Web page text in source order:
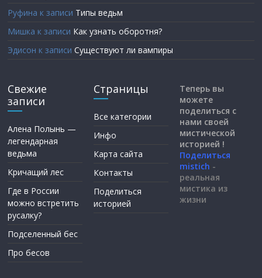
Руфина к записи Типы ведьм
Мишка к записи Как узнать оборотня?
Эдисон к записиСуществуют ли вампиры
Свежие
записи
Алена Полынь —
легендарная
ведьма
Кричащий лес
Где в России
можно встретить
русалку?
Подселенный бес
Про бесов
Страницы
Все категории
Инфо
Карта сайта
Контакты
Поделиться
историей
Теперь вы
можете
поделиться с
нами своей
мистической
историей !
Поделиться
mistich -
реальная
мистика из
жизни